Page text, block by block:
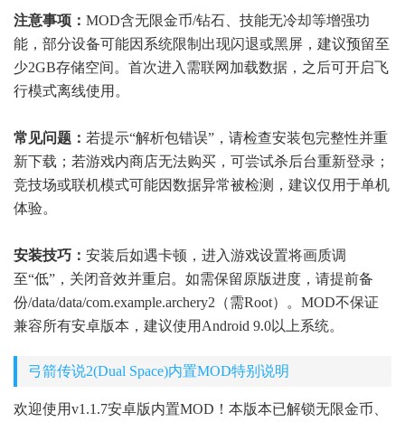
注意事项： MOD含无限金币/钻石、技能无冷却等增强功
能，部分设备可能因系统限制出现闪退或黑屏，建议预留至
少2GB存储空间。首次进入需联网加载数据，之后可开启飞
行模式离线使用。
常见问题： 若提示“解析包错误”，请检查安装包完整性并重
新下载；若游戏内商店无法购买，可尝试杀后台重新登录；
竞技场或联机模式可能因数据异常被检测，建议仅用于单机
体验。
安装技巧： 安装后如遇卡顿，进入游戏设置将画质调
至“低”，关闭音效并重启。如需保留原版进度，请提前备
份/data/data/com.example.archery2（需Root）。MOD不保证
兼容所有安卓版本，建议使用Android 9.0以上系统。
弓箭传说2(Dual Space)内置MOD特别说明
欢迎使用v1.1.7安卓版内置MOD！本版本已解锁无限金币、